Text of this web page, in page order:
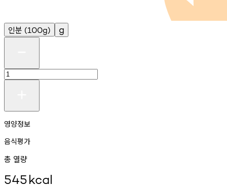
인분 (100g) g
영양정보
음식평가
총 열량
545kcal